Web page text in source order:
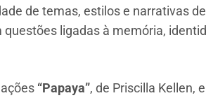
de temas, estilos e narrativas
ligadas à memória,
“Papaya”, de Priscilla Kellen, e